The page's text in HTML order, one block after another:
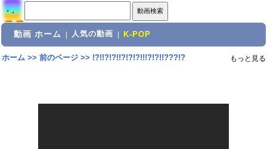
動画 ホーム 人気の動画 K-POP
ホーム>> 前のページ>> !?!!?!?!!?!?!?!!!?!?!!???!? もっと見る